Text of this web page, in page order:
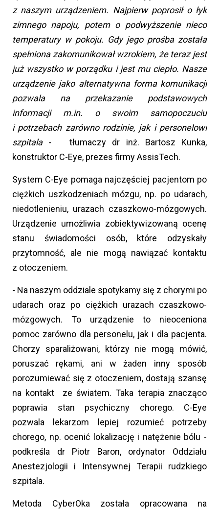
z naszym urządzeniem. Najpierw poprosił o łyk
zimnego napoju, potem o podwyższenie nieco
temperatury w pokoju. Gdy jego prośba została
spełniona zakomunikował wzrokiem, że teraz jest
już wszystko w porządku i jest mu ciepło. Nasze
urządzenie jako alternatywna forma komunikacji
pozwala na przekazanie podstawowych
informacji m.in. o swoim samopoczuciu
i potrzebach zarówno rodzinie, jak i personelowi
szpitala- tłumaczy dr inż. Bartosz Kunka,
konstruktor C-Eye, prezes firmy AssisTech.
System C-Eye pomaga najczęściej pacjentom po
ciężkich uszkodzeniach mózgu, np. po udarach,
niedotlenieniu, urazach czaszkowo-mózgowych.
Urządzenie umożliwia zobiektywizowaną ocenę
stanu świadomości osób, które odzyskały
przytomność, ale nie mogą nawiązać kontaktu
z otoczeniem.
- Na naszym oddziale spotykamy się z chorymi po
udarach oraz po ciężkich urazach czaszkowo-
mózgowych. To urządzenie to nieoceniona
pomoc zarówno dla personelu, jak i dla pacjenta.
Chorzy sparaliżowani, którzy nie mogą mówić,
poruszać rękami, ani w żaden inny sposób
porozumiewać się z otoczeniem, dostają szansę
na kontakt ze światem. Taka terapia znacząco
poprawia stan psychiczny chorego. C-Eye
pozwala lekarzom lepiej rozumieć potrzeby
chorego, np. ocenić lokalizację i natężenie bólu -
podkreśla dr Piotr Baron, ordynator Oddziału
Anestezjologii i Intensywnej Terapii rudzkiego
szpitala.
Metoda CyberOka została opracowana na